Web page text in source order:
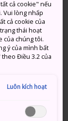
sáng
cả cookie" nếu
Vui lòng nhấp
cả cookie của
thái hoạt
của chúng tôi.
ý của mình bất
Điều 3.2 của
Luôn kích hoạt